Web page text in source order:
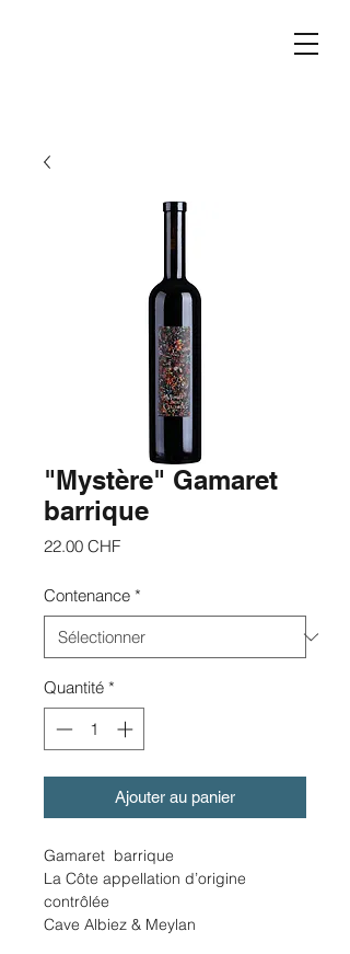
"Mystère" Gamaret
barrique
22.00 CHFPrix
Contenance *
Quantité *
Ajouter au panier
Gamaret barrique
La Côte appellation d’origine
contrôlée
Cave Albiez & Meylan